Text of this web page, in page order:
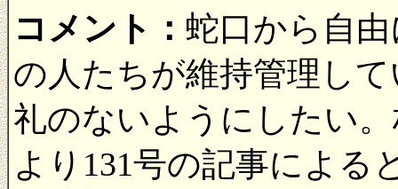
コメント： 蛇口から自
の人たちが維持管理し
礼のないようにしたい
より131号の記事による